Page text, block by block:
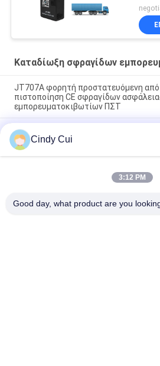
Καταδίωξη σφραγίδων
JT707A φορητή προστατευόμενη
πιστοποίηση CE σφραγίδων
εμπορευματοκιβωτίων ΠΣΤ
Εμπορευματοκιβώτιο ιχνηλατών 4G
λουκέτων μαγνητών που εντοπίζει
σφραγίδα ΠΣΤ
Έξυπνο εμπορευματοκιβώτιο
ηλεκτρονικό που ακολουθεί την
Cindy Cui
3:12 PM
Good day, what product are you